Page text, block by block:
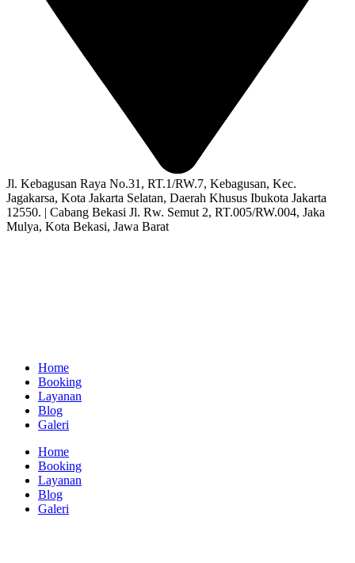
Jl. Kebagusan Raya No.31, RT.1/RW.7, Kebagusan, Kec.
Jagakarsa, Kota Jakarta Selatan, Daerah Khusus Ibukota Jakarta
12550. | Cabang Bekasi Jl. Rw. Semut 2, RT.005/RW.004, Jaka
Mulya, Kota Bekasi, Jawa Barat
Home
Booking
Layanan
Blog
Galeri
Home
Booking
Layanan
Blog
Galeri